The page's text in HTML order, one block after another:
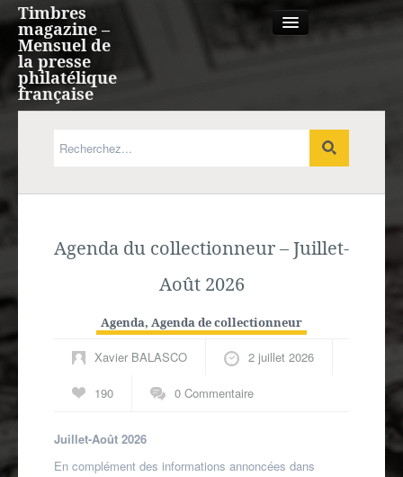
Timbres
magazine –
Mensuel de
la presse
philatélique
française
Expression française
Agenda
Mon compte
Agenda du collectionneur – Juillet-
Août 2026
Agenda, Agenda de collectionneur
Xavier BALASCO 2 juillet 2026
190 0 Commentaire
Juillet-Août 2026
En complément des informations annoncées dans